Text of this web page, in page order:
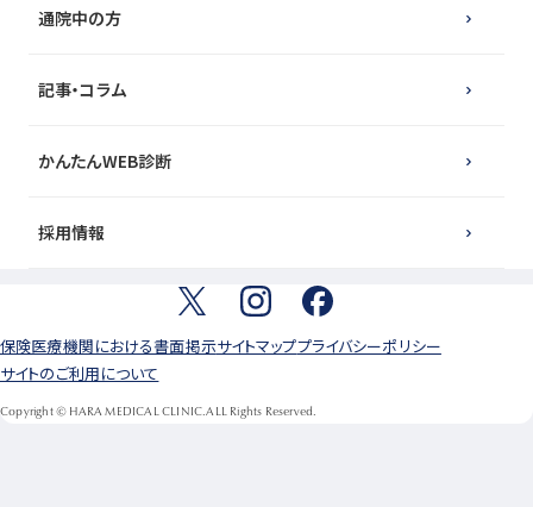
通院中の方
記事・コラム
かんたんWEB診断
採用情報
保険医療機関における書面掲示サイトマッププライバシーポリシー
サイトのご利用について
Copyright © HARA MEDICAL CLINIC.ALL Rights Reserved.